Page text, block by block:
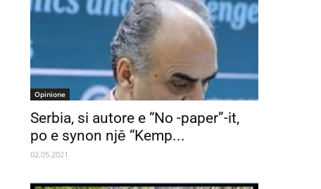
Opinione
Serbia, si autore e “No -paper”-it,
po e synon njē “Kemp...
02.05.2021